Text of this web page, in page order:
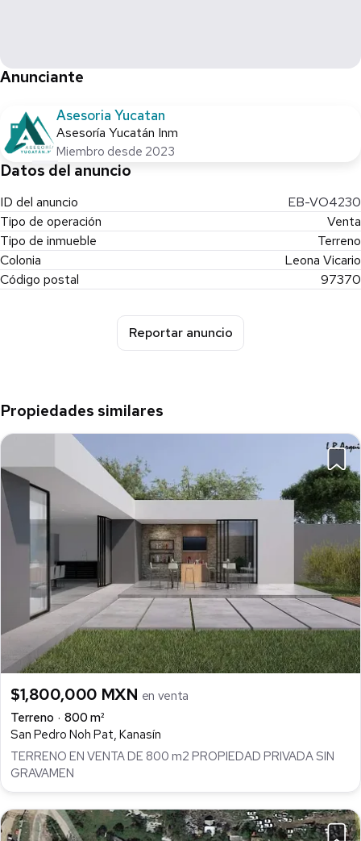
Anunciante
Asesoria Yucatan
Asesoría Yucatán Inm
Miembro desde 2023
Datos del anuncio
ID del anuncio
EB-VO4230
Tipo de operación
Venta
Tipo de inmueble
Terreno
Colonia
Leona Vicario
Código postal
97370
Reportar anuncio
Propiedades similares
$1,800,000 MXN en venta
Terreno
800 m²
San Pedro Noh Pat, Kanasín
TERRENO EN VENTA DE 800 m2 PROPIEDAD PRIVADA SIN
GRAVAMEN